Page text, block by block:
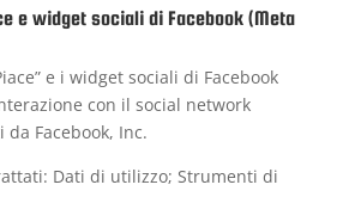
e widget sociali di Facebook (Meta
e i widget sociali di Facebook
con il social network
da Facebook, Inc.
Dati di utilizzo; Strumenti di